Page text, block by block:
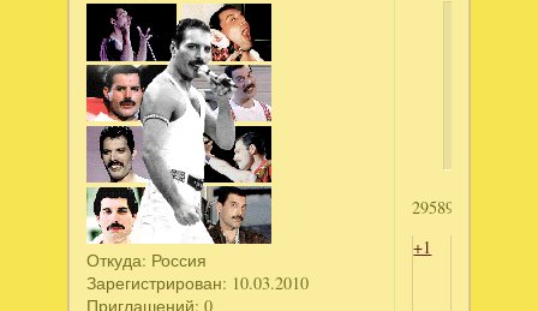
Откуда: Россия
Зарегистрирован: 10.03.2010
Приглашений: 0
2958915396
+1